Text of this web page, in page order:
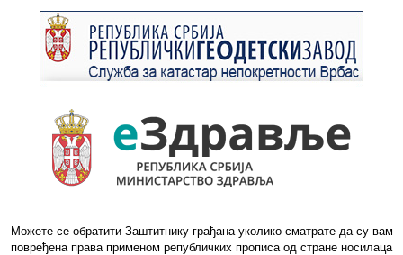
Можете се обратити Заштитнику грађана уколико сматрате да су вам
повређена права применом републичких прописа од стране носилаца